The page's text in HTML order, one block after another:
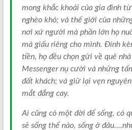
mong khắc khoải của gia đình
nghèo khó; và thế giới của
nơi xứ người mà phần lớn họ
mà giấu riêng cho mình. Đính
tiền, họ đều chọn gửi về quê
Messenger nụ cười và những
đất khách; và giữ lại vẹn
mắt đắng cay.
Ai cũng có một đời để sống, có
sẽ sống thế nào, sống ở